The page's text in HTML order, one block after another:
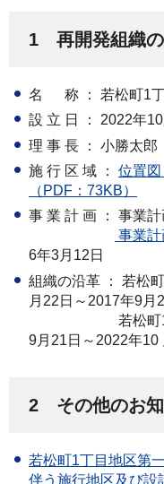
1 再開発組織
名 称 ： 若松町1丁
設 立 日 ： 2022年
理 事 長 ： 小勝太郎
施 行 区 域 ： 位置図
（PDF：73KB）
事 業 計 画 ： 事業
事業計
6年3月12日
組織の沿革 ： 若松
月22日～2017年9月
若松町1丁目
9月21日～2022年10
2 その他のお
若松町1丁目地区第
伴う施行地区及び設